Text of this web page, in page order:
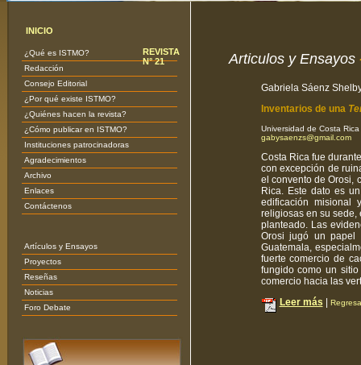
INICIO
¿Qué es ISTMO?
Redacción
Consejo Editorial
¿Por qué existe ISTMO?
¿Quiénes hacen la revista?
¿Cómo publicar en ISTMO?
Instituciones patrocinadoras
Agradecimientos
Archivo
Enlaces
Contáctenos
REVISTA
N° 21
Artículos y Ensayos
Proyectos
Reseñas
Noticias
Foro Debate
Articulos y Ensayos
Gabriela Sáenz
Inventarios de una
Universidad de Costa Rica
gabysaenzs@gmail.com
Costa Rica fue
con excepción de
el convento de Orosi,
Rica. Este dato es
edificación misional
religiosas en su
planteado. Las
Orosi jugó un papel
Guatemala,
fuerte comercio de
fungido como un
comercio hacia las
Leer más